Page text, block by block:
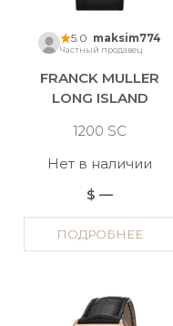
5.0 maksim774
Частный продавец
FRANCK MULLER
LONG ISLAND
1200 SC
Нет в наличии
$ —
ПОДРОБНЕЕ